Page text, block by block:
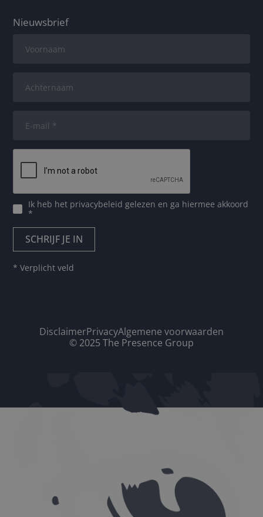
Nieuwsbrief
Ik heb het privacybeleid gelezen en ga hiermee akkoord
*
* Verplicht veld
DisclaimerPrivacyAlgemene voorwaarden
© 2025 The Presence Group